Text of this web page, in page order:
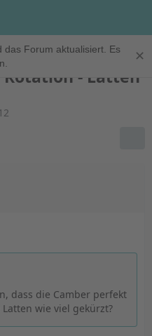
das Forum aktualisiert. Es
✕
- Latten
dass die Camber perfekt
wie viel gekürzt?